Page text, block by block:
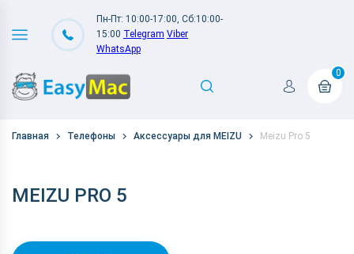
Пн-Пт: 10:00-17:00, Сб:10:00-
15:00 Telegram Viber
WhatsApp
0
Главная Телефоны Аксессуары для MEIZU Meizu Pro 5
MEIZU PRO 5